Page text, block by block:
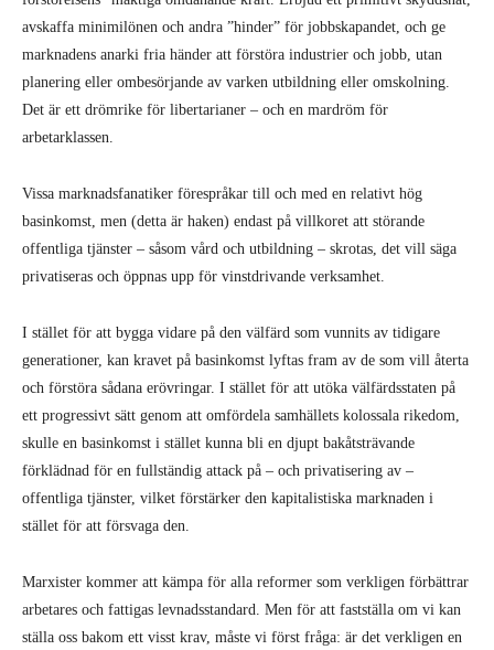
avskaffa minimilönen och andra ”hinder” för jobbskapandet, och ge
marknadens anarki fria händer att förstöra industrier och jobb, utan
planering eller ombesörjande av varken utbildning eller omskolning.
Det är ett drömrike för libertarianer – och en mardröm för
arbetarklassen.
Vissa marknadsfanatiker förespråkar till och med en relativt hög
basinkomst, men (detta är haken) endast på villkoret att störande
offentliga tjänster – såsom vård och utbildning – skrotas, det vill säga
privatiseras och öppnas upp för vinstdrivande verksamhet.
I stället för att bygga vidare på den välfärd som vunnits av tidigare
generationer, kan kravet på basinkomst lyftas fram av de som vill återta
och förstöra sådana erövringar. I stället för att utöka välfärdsstaten på
ett progressivt sätt genom att omfördela samhällets kolossala rikedom,
skulle en basinkomst i stället kunna bli en djupt bakåtsträvande
förklädnad för en fullständig attack på – och privatisering av –
offentliga tjänster, vilket förstärker den kapitalistiska marknaden i
stället för att försvaga den.
Marxister kommer att kämpa för alla reformer som verkligen förbättrar
arbetares och fattigas levnadsstandard. Men för att fastställa om vi kan
ställa oss bakom ett visst krav, måste vi först fråga: är det verkligen en